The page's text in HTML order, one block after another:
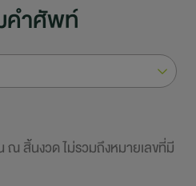
คำศัพท์
ณ สิ้นงวด ไม่รวมถึงหมายเลขที่มี